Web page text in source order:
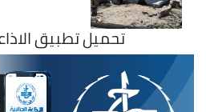
تحميل تطبيق الاذاعة